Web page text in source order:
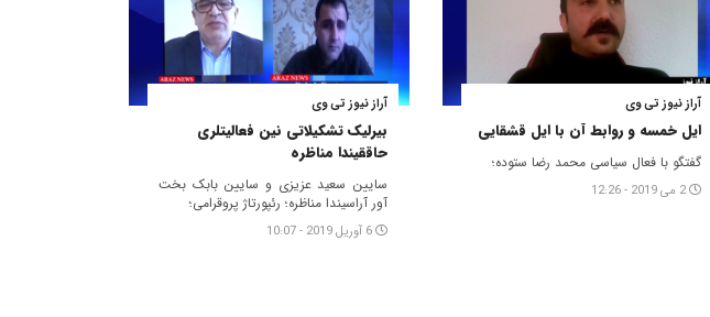
آراز نیوز تی وی
ایل خمسه و روابط آن با ایل قشقایی
گفتگو با فعال سیاسی محمد رضا ستوده؛
2 می 2019 - 12:26
آراز نیوز تی وی
بیرلیک تشکیلاتی نین فعالیتلری
حاققیندا مناظره
سایین سعید عزیزی و سایین بابک بخت
آور آراسیندا مناظره؛ رئپورتاژ پروقرامی؛
6 آوریل 2019 - 10:07